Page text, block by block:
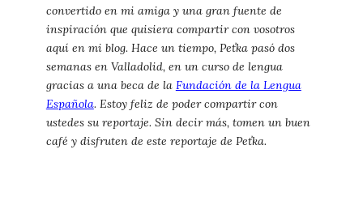
convertido en mi amiga y una gran fuente de
inspiración que quisiera compartir con vosotros
aquí en mi blog. Hace un tiempo, Peťka pasó dos
semanas en Valladolid, en un curso de lengua
gracias a una beca de la Fundación de la Lengua
Española. Estoy feliz de poder compartir con
ustedes su reportaje. Sin decir más, tomen un buen
café y disfruten de este reportaje de Peťka.